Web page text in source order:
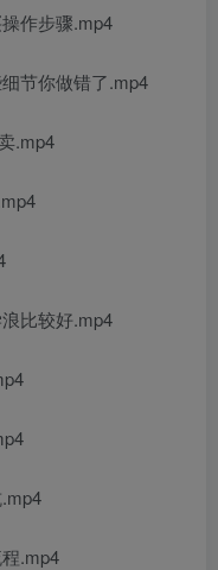
作步骤.mp4
节你做错了.mp4
.mp4
比较好.mp4
.mp4